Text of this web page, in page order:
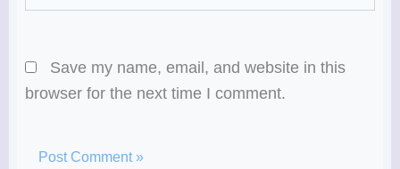
Save my name, email, and website in this
browser for the next time I comment.